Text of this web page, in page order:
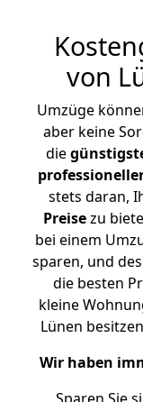
von
Umzüge
aber keine
die
stets daran,
Preisezu
bei einem
sparen, und
die besten
kleine
Lünen
Wir haben